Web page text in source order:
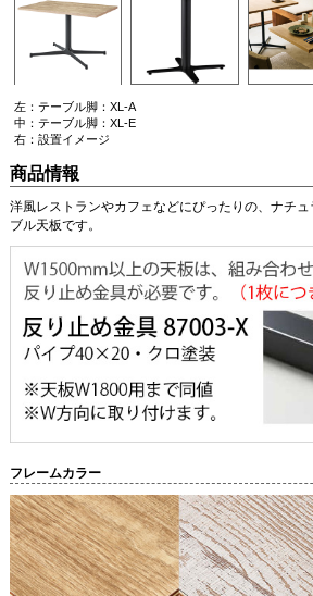
左：テーブル脚：XL-A
中：テーブル脚：XL-E
右：設置イメージ
商品情報
洋風レストランやカフェなどにぴったりの、ナチ
ブル天板です。
フレームカラー